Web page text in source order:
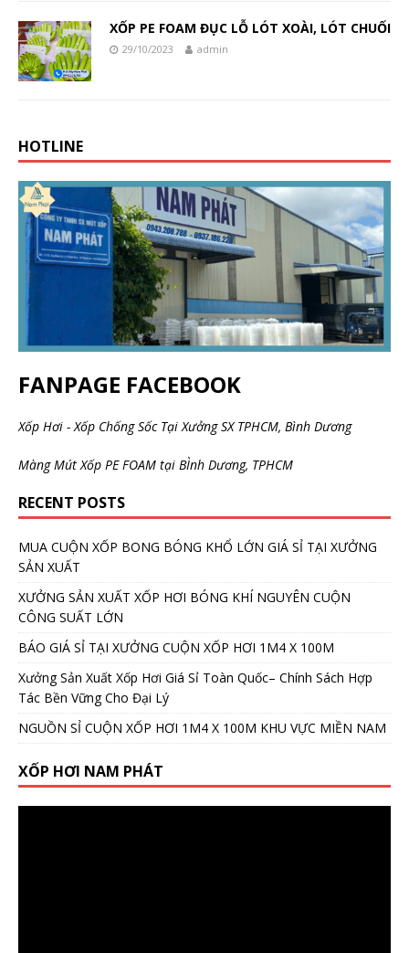
XỐP PE FOAM ĐỤC LỖ LÓT XOÀI, LÓT CHUỐI
29/10/2023 admin
HOTLINE
FANPAGE FACEBOOK
Xốp Hơi - Xốp Chống Sốc Tại Xưởng SX TPHCM, Bình Dương
Màng Mút Xốp PE FOAM tại BÌnh Dương, TPHCM
RECENT POSTS
MUA CUỘN XỐP BONG BÓNG KHỔ LỚN GIÁ SỈ TẠI XƯỞNG
SẢN XUẤT
XƯỞNG SẢN XUẤT XỐP HƠI BÓNG KHÍ NGUYÊN CUỘN
CÔNG SUẤT LỚN
BÁO GIÁ SỈ TẠI XƯỞNG CUỘN XỐP HƠI 1M4 X 100M
Xưởng Sản Xuất Xốp Hơi Giá Sỉ Toàn Quốc– Chính Sách Hợp
Tác Bền Vững Cho Đại Lý
NGUỒN SỈ CUỘN XỐP HƠI 1M4 X 100M KHU VỰC MIỀN NAM
XỐP HƠI NAM PHÁT